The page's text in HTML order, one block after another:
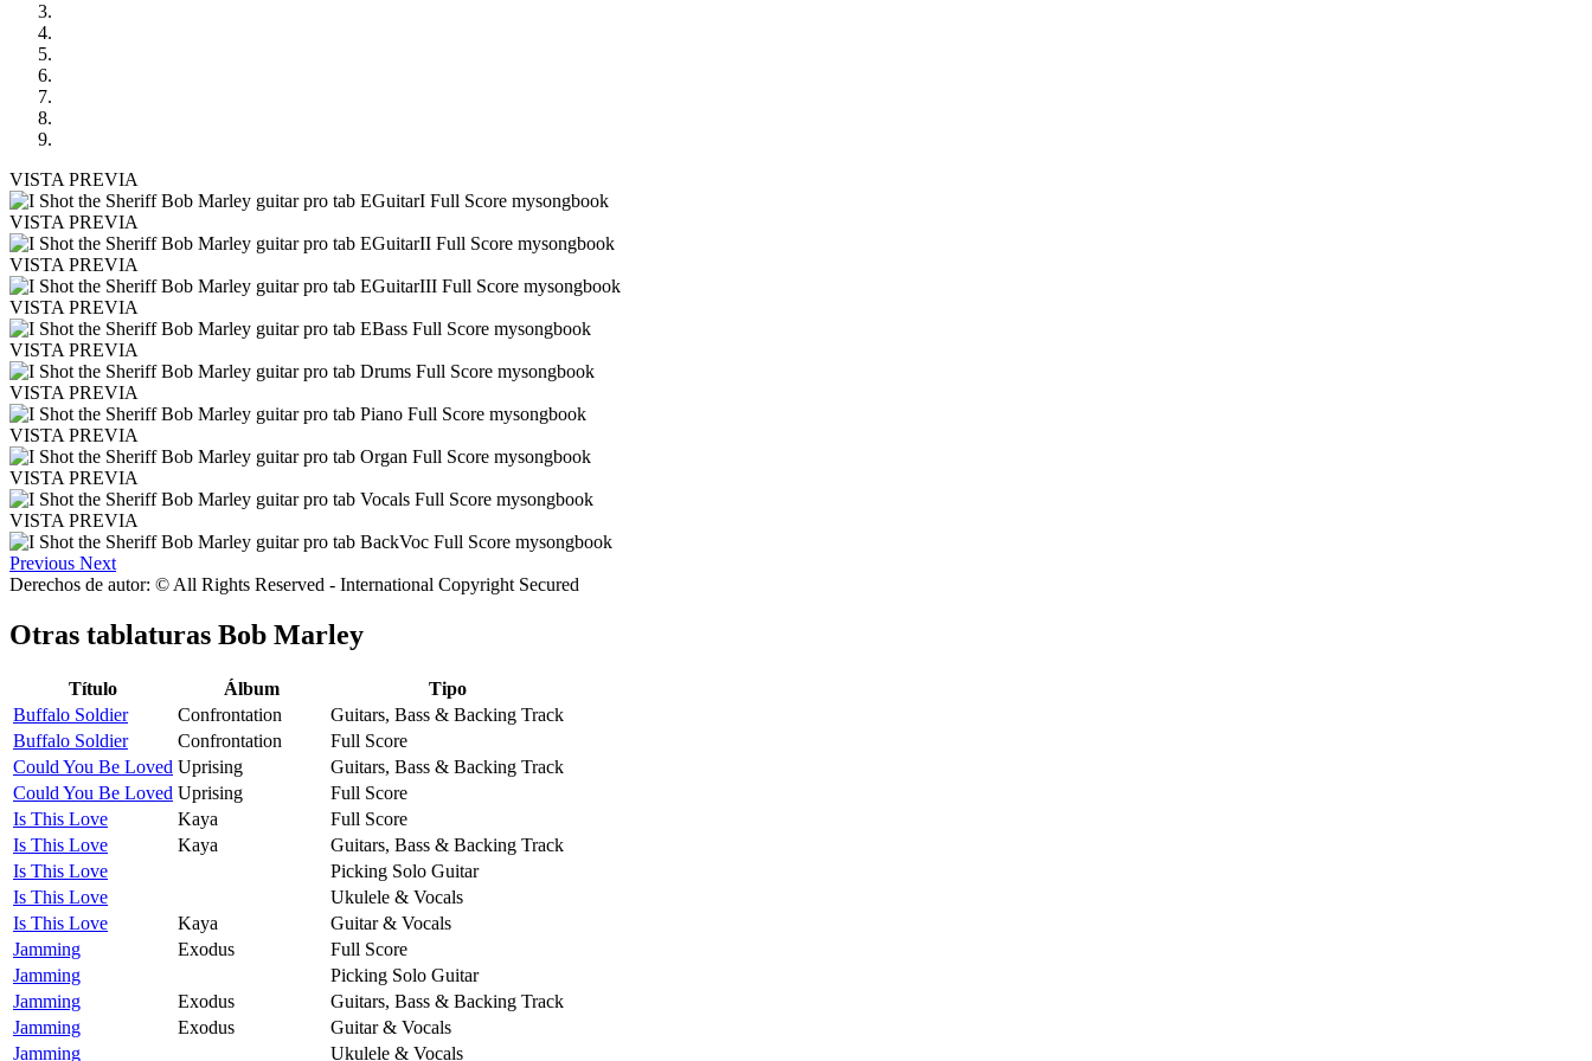
VISTA PREVIA
VISTA PREVIA
VISTA PREVIA
VISTA PREVIA
VISTA PREVIA
VISTA PREVIA
VISTA PREVIA
VISTA PREVIA
VISTA PREVIA
Previous Next
Derechos de autor: © All Rights Reserved - International Copyright Secured
Otras tablaturas Bob Marley
Título Álbum
Tipo
Buffalo Soldier
Confrontation
Guitars, Bass & Backing Track
Buffalo Soldier
Confrontation
Full Score
Could You Be Loved Uprising
Guitars, Bass & Backing Track
Could You Be Loved Uprising
Full Score
Is This Love
Kaya
Full Score
Is This Love
Kaya
Guitars, Bass & Backing Track
Is This Love
Picking Solo Guitar
Is This Love
Ukulele & Vocals
Is This Love
Kaya
Guitar & Vocals
Jamming
Exodus
Full Score
Jamming
Picking Solo Guitar
Jamming
Exodus
Guitars, Bass & Backing Track
Jamming
Exodus
Guitar & Vocals
Jamming
Ukulele & Vocals